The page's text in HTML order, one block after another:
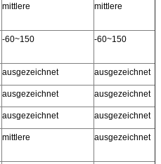
mittlere mittlere
-60~150 -60~150
ausgezeichnet ausgezeichnet
ausgezeichnet ausgezeichnet
ausgezeichnet ausgezeichnet
mittlere ausgezeichnet